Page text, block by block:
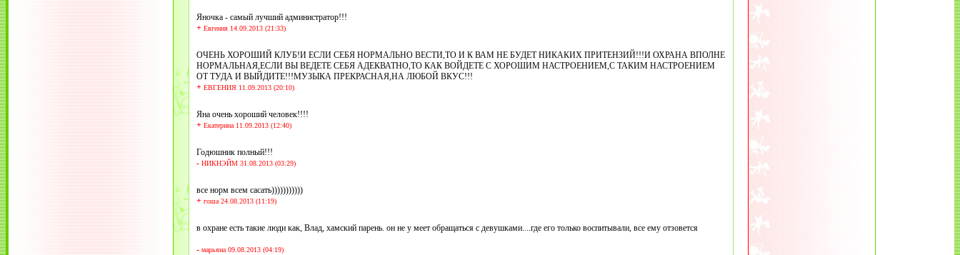
Яночка - самый лучший администратор!!!
+Евгения 14.09.2013 (21:33)
ОЧЕНЬ ХОРОШИЙ КЛУБ!И ЕСЛИ СЕБЯ НОРМАЛЬНО ВЕСТИ,ТО И К ВАМ НЕ БУДЕТ НИКАКИХ ПРИТЕНЗИЙ!!!И ОХРАНА ВПОЛНЕ
НОРМАЛЬНАЯ,ЕСЛИ ВЫ ВЕДЕТЕ СЕБЯ АДЕКВАТНО,ТО КАК ВОЙДЕТЕ С ХОРОШИМ НАСТРОЕНИЕМ,С ТАКИМ НАСТРОЕНИЕМ
ОТ ТУДА И ВЫЙДИТЕ!!!МУЗЫКА ПРЕКРАСНАЯ,НА ЛЮБОЙ ВКУС!!!
+ЕВГЕНИЯ 11.09.2013 (20:10)
Яна очень хороший человек!!!!
+Екатерина 11.09.2013 (12:40)
Годюшник полный!!!
-НИКНЭЙМ 31.08.2013 (03:29)
все норм всем сасать)))))))))))
+гоша 24.08.2013 (11:19)
в охране есть такие люди как, Влад, хамский парень. он не у меет обращаться с девушками....где его только воспитывали, все ему отзовется
-марьяна 09.08.2013 (04:19)